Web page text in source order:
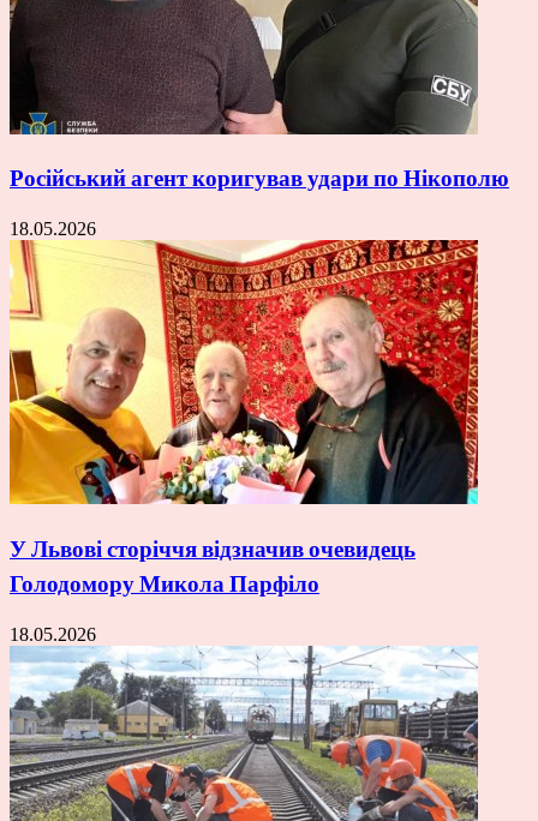
Російський агент коригував удари по Нікополю
18.05.2026
У Львові сторіччя відзначив очевидець
Голодомору Микола Парфіло
18.05.2026